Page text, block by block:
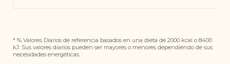
* % Valores Diarios de referencia basados ​​en una dieta de 2000 kcal o 8400
kJ. Sus valores diarios pueden ser mayores o menores dependiendo de sus
necesidades energéticas.